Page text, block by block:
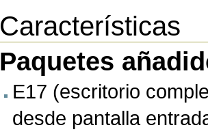
Características
Paquetes
E17 (escritorio
desde pantalla